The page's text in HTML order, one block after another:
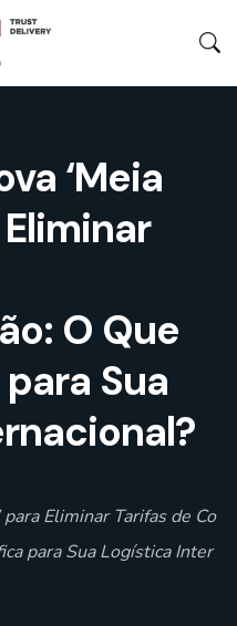
‘Meia
O Que
Sua
para Eliminar Tarifas de Co
para Sua Logística Inter